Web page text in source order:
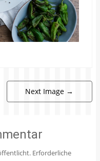
Next Image →
Erforderliche